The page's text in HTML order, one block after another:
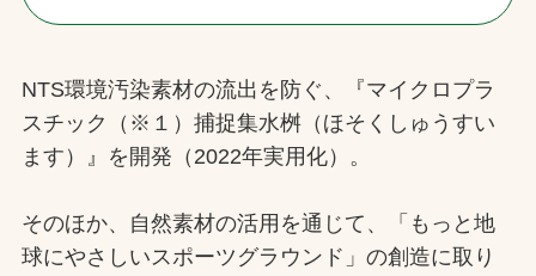
NTS環境汚染素材の流出を防ぐ、『マイクロプラ
スチック（※１）捕捉集水桝（ほそくしゅうすい
ます）』を開発（2022年実用化）。
そのほか、自然素材の活用を通じて、「もっと地
球にやさしいスポーツグラウンド」の創造に取り